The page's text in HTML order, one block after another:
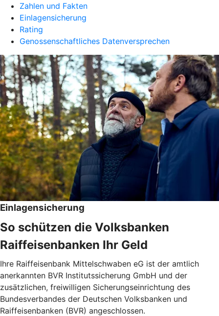
Zahlen und Fakten
Einlagensicherung
Rating
Genossenschaftliches Datenversprechen
Einlagensicherung
So schützen die Volksbanken
Raiffeisenbanken Ihr Geld
Ihre Raiffeisenbank Mittelschwaben eG ist der amtlich
anerkannten BVR Institutssicherung GmbH und der
zusätzlichen, freiwilligen Sicherungseinrichtung des
Bundesverbandes der Deutschen Volksbanken und
Raiffeisenbanken (BVR) angeschlossen.